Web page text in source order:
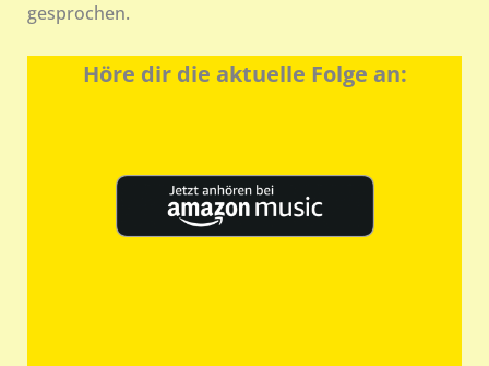
gesprochen.
Höre dir die aktuelle Folge an: